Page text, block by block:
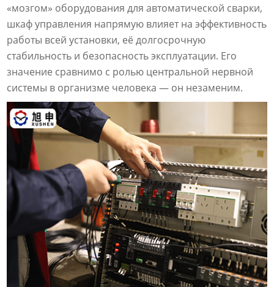
«мозгом» оборудования для автоматической сварки,
шкаф управления напрямую влияет на эффективность
работы всей установки, её долгосрочную
стабильность и безопасность эксплуатации. Его
значение сравнимо с ролью центральной нервной
системы в организме человека — он незаменим.